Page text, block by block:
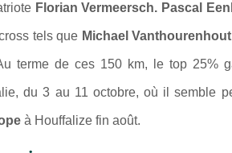
Florian Vermeersch. Pascal
tels que Michael Vanthourenhout
terme de ces 150 km, le top 25%
du 3 au 11 octobre, où il semble
à Houffalize fin août.